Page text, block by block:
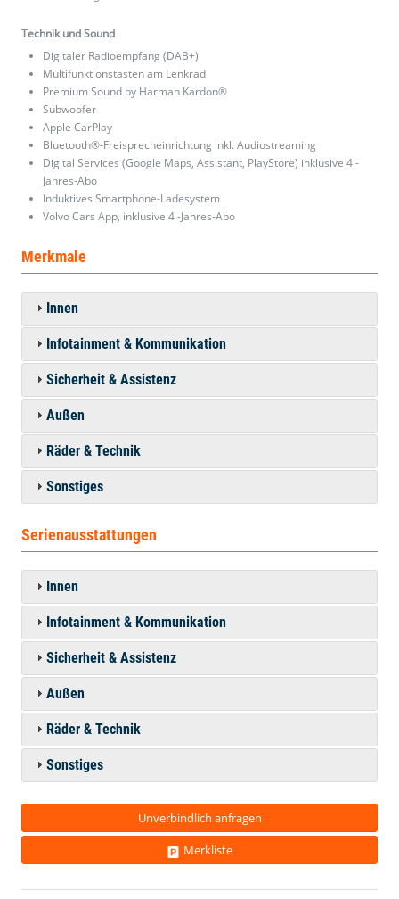
Technik und Sound
Digitaler Radioempfang (DAB+)
Multifunktionstasten am Lenkrad
Premium Sound by Harman Kardon®
Subwoofer
Apple CarPlay
Bluetooth®-Freisprecheinrichtung inkl. Audiostreaming
Digital Services (Google Maps, Assistant, PlayStore) inklusive 4 -
Jahres-Abo
Induktives Smartphone-Ladesystem
Volvo Cars App, inklusive 4 -Jahres-Abo
Merkmale
Innen
Infotainment & Kommunikation
Sicherheit & Assistenz
Außen
Räder & Technik
Sonstiges
Serienausstattungen
Innen
Infotainment & Kommunikation
Sicherheit & Assistenz
Außen
Räder & Technik
Sonstiges
Unverbindlich anfragen
Merkliste